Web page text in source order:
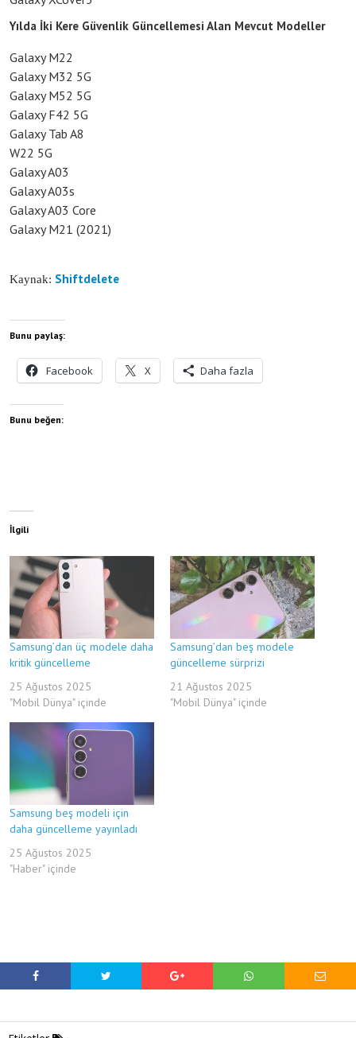
Yılda İki Kere Güvenlik Güncellemesi Alan Mevcut Modeller
Galaxy M22
Galaxy M32 5G
Galaxy M52 5G
Galaxy F42 5G
Galaxy Tab A8
W22 5G
Galaxy A03
Galaxy A03s
Galaxy A03 Core
Galaxy M21 (2021)
Kaynak: Shiftdelete
Bunu paylaş:
Facebook X Daha fazla
Bunu beğen:
İlgili
Samsung’dan üç modele daha
kritik güncelleme
25 Ağustos 2025
"Mobil Dünya" içinde
Samsung’dan beş modele
güncelleme sürprizi
21 Ağustos 2025
"Mobil Dünya" içinde
Samsung beş modeli için
daha güncelleme yayınladı
25 Ağustos 2025
"Haber" içinde